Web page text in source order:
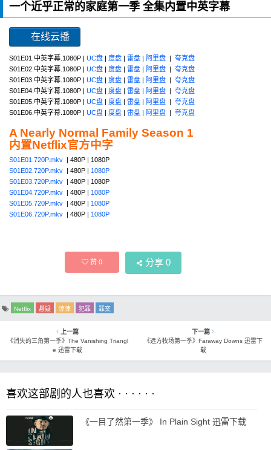
一个近乎正常的家庭第一季 全集内置中英字幕
在线云播
S01E01.中英字幕.1080P | UC盘 度盘 雷盘 阿里盘
夸克盘
S01E02.中英字幕.1080P | UC盘 度盘 雷盘 阿里盘
夸克盘
S01E03.中英字幕.1080P | UC盘 度盘 雷盘 阿里盘
夸克盘
S01E04.中英字幕.1080P | UC盘 度盘 雷盘 阿里盘
夸克盘
S01E05.中英字幕.1080P | UC盘 度盘 雷盘 阿里盘
夸克盘
S01E06.中英字幕.1080P | UC盘 度盘 雷盘 阿里盘 夸克盘
A Nearly Normal Family Season 1
内置Netflix官方中字
S01E01.720P.mkv | 480P | 1080P
S01E02.720P.mkv | 480P | 1080P
S01E03.720P.mkv | 480P | 1080P
S01E04.720P.mkv | 480P | 1080P
S01E05.720P.mkv | 480P | 1080P
S01E06.720P.mkv | 480P | 1080P
赞0 分享 0
Netflix 悬疑 惊悚 犯罪 罪案
上一篇
《消失的三角第一季》The Vanishing Triangl
e 迅雷下载
下一篇
《远方牧场第一季》Faraway Downs 迅雷下
载
喜欢这部剧的人也喜欢 · · · · · ·
《一目了然第一季》 In Plain Sight 迅雷下载